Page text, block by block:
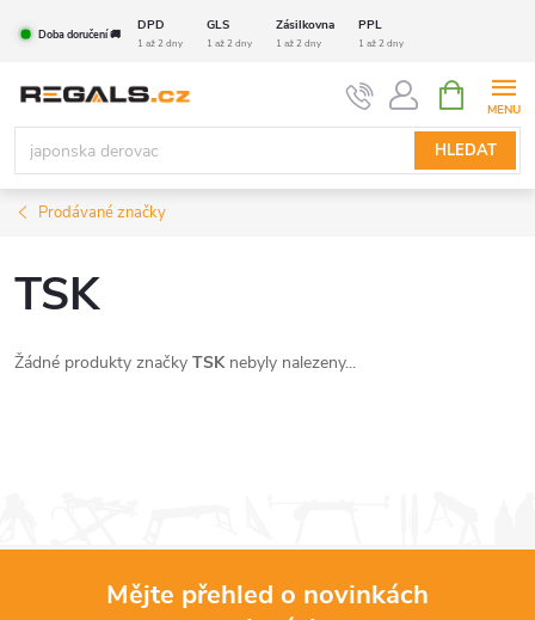
Doba doručení 🚚
DPD GLS Zásilkovna PPL
1 až 2 dny 1 až 2 dny 1 až 2 dny 1 až 2 dny
HLEDAT
NÁKUPNÍ
KOŠÍK
Prodávané značky
TSK
Žádné produkty značky TSKnebyly nalezeny...
Mějte přehled o novinkách